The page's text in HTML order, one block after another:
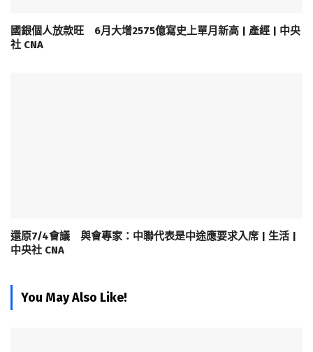
國銀個人放款旺 6月大增2575億寫史上單月新高 | 產經 | 中央
社 CNA
還原7/4會議 與會專家：中聯代表是中途應要求入席 | 生活 |
中央社 CNA
You May Also Like!